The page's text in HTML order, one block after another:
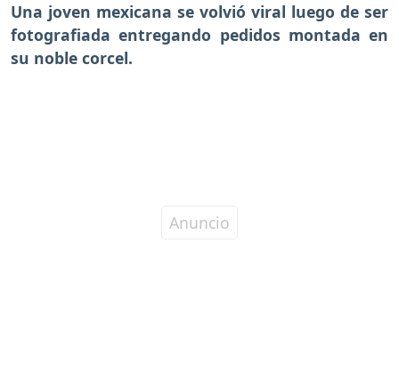
Una joven mexicana se volvió viral luego de ser
fotografiada entregando pedidos montada en
su noble corcel.